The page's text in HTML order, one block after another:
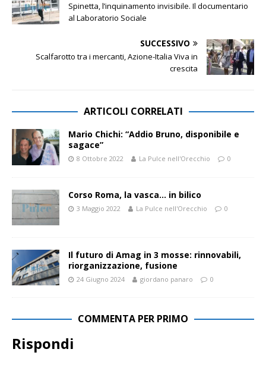
Spinetta, l’inquinamento invisibile. Il documentario
al Laboratorio Sociale
SUCCESSIVO
Scalfarotto tra i mercanti, Azione-Italia Viva in
crescita
ARTICOLI CORRELATI
Mario Chichi: “Addio Bruno, disponibile e
sagace”
8 Ottobre 2022 La Pulce nell'Orecchio 0
Corso Roma, la vasca… in bilico
3 Maggio 2022 La Pulce nell'Orecchio 0
Il futuro di Amag in 3 mosse: rinnovabili,
riorganizzazione, fusione
24 Giugno 2024 giordano panaro 0
COMMENTA PER PRIMO
Rispondi